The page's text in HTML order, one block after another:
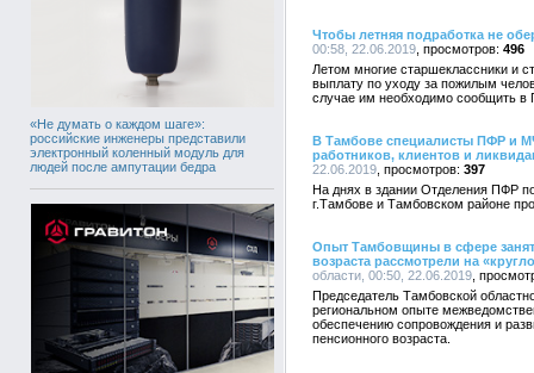
«Не думать о каждом шаге»:
российские инженеры представили
электронный коленный модуль для
людей после ампутации бедра
Чтобы летняя подработка не
00:58, 22.06.2019
496
Летом многие старшеклассники и
выплату по уходу за пожилым
случае им необходимо сообщить в
В Тамбове специалисты ПФР и
работников, клиентов и
22.06.2019
397
На днях в здании Отделения ПФР
г.Тамбове и Тамбовском районе
Опыт Тамбовщины в сфере
возраста рассмотрели на
области, 00:50, 22.06.2019
Председатель Тамбовской
региональном опыте
обеспечению сопровождения и
пенсионного возраста.